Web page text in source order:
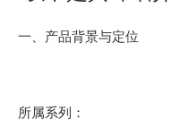
一、产品背景与定位
所属系列：